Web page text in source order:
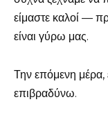
είμαστε καλοί —
είναι γύρω μας.
Την επόμενη μέρα,
επιβραδύνω.